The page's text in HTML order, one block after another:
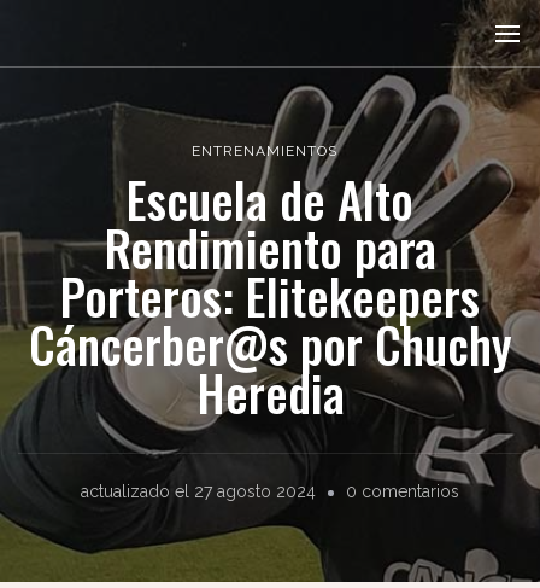
ENTRENAMIENTOS
Escuela de Alto
Rendimiento para
Porteros: Elitekeepers
Cáncerber@s por Chuchy
Heredia
actualizado el 27 agosto 2024 0 comentariosen
de